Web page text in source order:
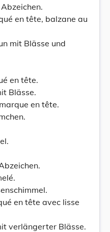
en tête, balzane au
mit Blässe und
en tête.
Blässe.
en tête.
en tête avec lisse
verlängerter Blässe.